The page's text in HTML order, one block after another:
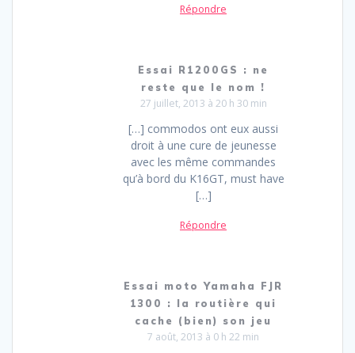
Répondre
Essai R1200GS : ne
reste que le nom !
27 juillet, 2013 à 20 h 30 min
[…] commodos ont eux aussi
droit à une cure de jeunesse
avec les même commandes
qu’à bord du K16GT, must have
[…]
Répondre
Essai moto Yamaha FJR
1300 : la routière qui
cache (bien) son jeu
7 août, 2013 à 0 h 22 min